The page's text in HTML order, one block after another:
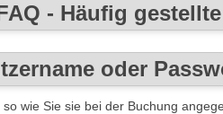
- Häufig
oder
wie Sie sie bei der Buchung